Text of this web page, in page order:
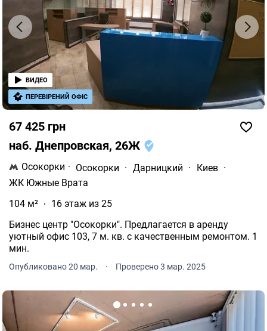
67 425 грн
наб. Днепровская, 26Ж
Осокорки · Осокорки · Дарницкий · Киев ·
ЖК Южные Врата
104 м²
16 этаж из 25
Бизнес центр "Осокорки". Предлагается в аренду
уютный офис 103, 7 м. кв. с качественным ремонтом. 1
мин.
Опубликовано 20 мар. · Проверено 3 мар. 2025
ВИДЕО
ПЕРЕВІРЕНИЙ ОФІС